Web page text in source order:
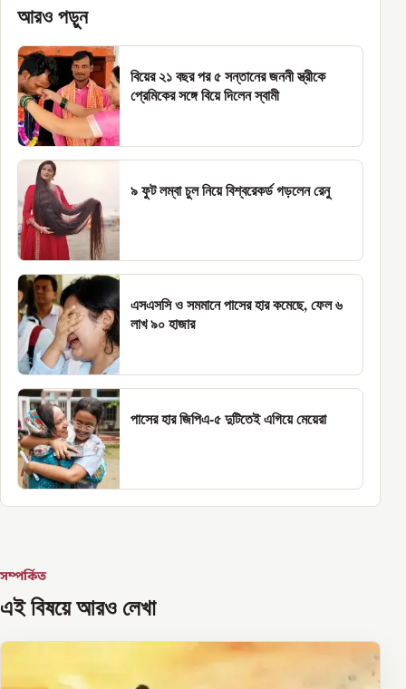
আরও পড়ুন
বিয়ের ২১ বছর পর ৫ সন্তানের জননী স্ত্রীকে
প্রেমিকের সঙ্গে বিয়ে দিলেন স্বামী
৯ ফুট লম্বা চুল নিয়ে বিশ্বরেকর্ড গড়লেন রেনু
এসএসসি ও সমমানে পাসের হার কমেছে, ফেল ৬
লাখ ৯০ হাজার
পাসের হার জিপিএ-৫ দুটিতেই এগিয়ে মেয়েরা
সম্পর্কিত
এই বিষয়ে আরও লেখা